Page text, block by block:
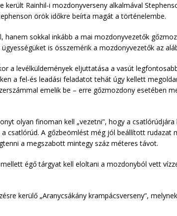
Rainhil-i mozdonyverseny alkalmával
örök időkre beírta magát a történelembe.
sokkal inkább a mai mozdonyvezetők
is összemérik a mozdonyvezetők az
a levélküldemények eljuttatása a vasút
a fel-és leadási feladatot tehát úgy kellett
emelik be – erre gőzmozdony esetében
olyan finoman kell „vezetni”, hogy a
csatlórúd. A gőzbeömlést még jól beállított rudazat
a megszabott mintegy száz méteres távot.
égő tárgyat kell eloltani a mozdonyból vett
kerülő „Aranycsákány krampácsverseny”,